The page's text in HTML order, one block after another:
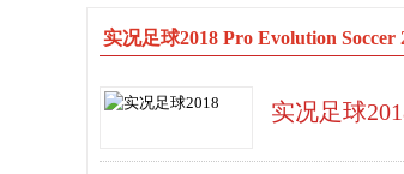
实况足球2018 Pro Evolution Soccer
实况足球